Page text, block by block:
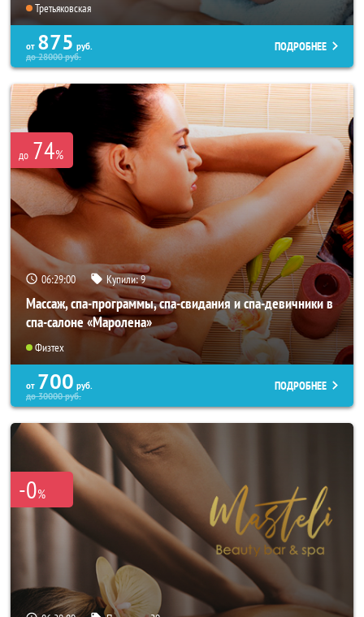
Третьяковская
от 875 руб.
до28000руб.
ПОДРОБНЕЕ
до 74%
06:28:57 Купили:9
Массаж, спа-программы, спа-свидания и спа-девичники в
спа-салоне «Маролена»
Физтех
от 700 руб.
до30000руб.
ПОДРОБНЕЕ
-0%